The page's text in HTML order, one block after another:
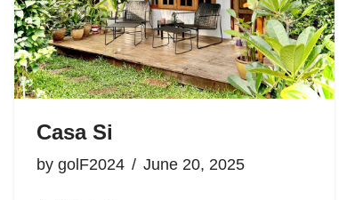
Casa Si
by golF2024 June 20, 2025